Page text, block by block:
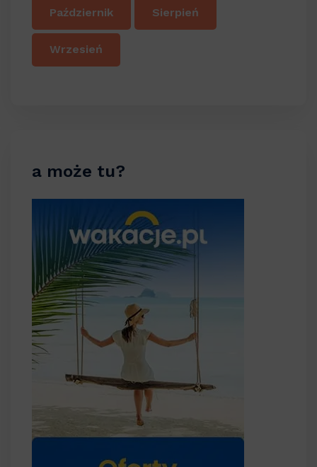
Październik Sierpień
Wrzesień
a może tu?